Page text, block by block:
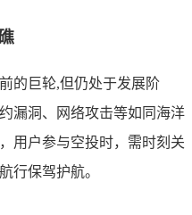
的巨轮,但仍处于发展阶
漏洞、网络攻击等如同海洋
用户参与空投时，需时刻关
行保驾护航。